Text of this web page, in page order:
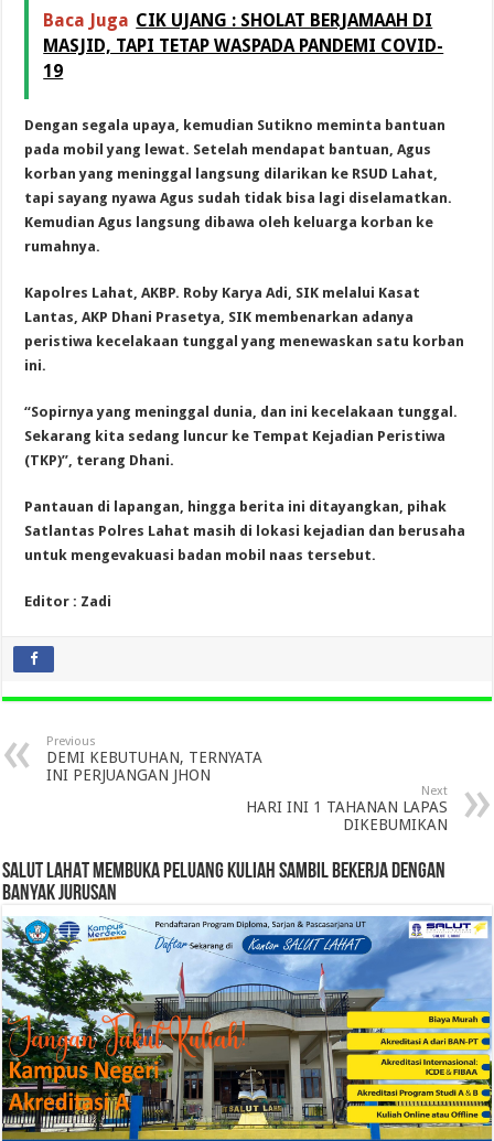
Baca Juga CIK UJANG : SHOLAT BERJAMAAH DI
MASJID, TAPI TETAP WASPADA PANDEMI COVID-
19
Dengan segala upaya, kemudian Sutikno meminta bantuan
pada mobil yang lewat. Setelah mendapat bantuan, Agus
korban yang meninggal langsung dilarikan ke RSUD Lahat,
tapi sayang nyawa Agus sudah tidak bisa lagi diselamatkan.
Kemudian Agus langsung dibawa oleh keluarga korban ke
rumahnya.
Kapolres Lahat, AKBP. Roby Karya Adi, SIK melalui Kasat
Lantas, AKP Dhani Prasetya, SIK membenarkan adanya
peristiwa kecelakaan tunggal yang menewaskan satu korban
ini.
“Sopirnya yang meninggal dunia, dan ini kecelakaan tunggal.
Sekarang kita sedang luncur ke Tempat Kejadian Peristiwa
(TKP)”, terang Dhani.
Pantauan di lapangan, hingga berita ini ditayangkan, pihak
Satlantas Polres Lahat masih di lokasi kejadian dan berusaha
untuk mengevakuasi badan mobil naas tersebut.
Editor : Zadi
Previous
DEMI KEBUTUHAN, TERNYATA
INI PERJUANGAN JHON
Next
HARI INI 1 TAHANAN LAPAS
DIKEBUMIKAN
SALUT LAHAT MEMBUKA PELUANG KULIAH SAMBIL BEKERJA DENGAN
BANYAK JURUSAN